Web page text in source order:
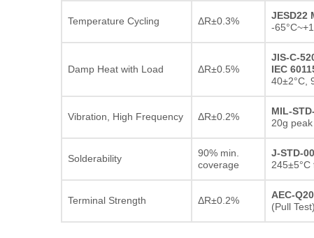
Temperature Cycling ΔR±0.3%
JESD22
-
Damp Heat with Load ΔR±0.5%
JIS-C-
IEC
40±2°C,
Vibration, High Frequency ΔR±0.2%
MIL-
20g peak
Solderability
90% min.
coverage
J-STD-
Terminal Strength ΔR±0.2%
AEC-
(Pull